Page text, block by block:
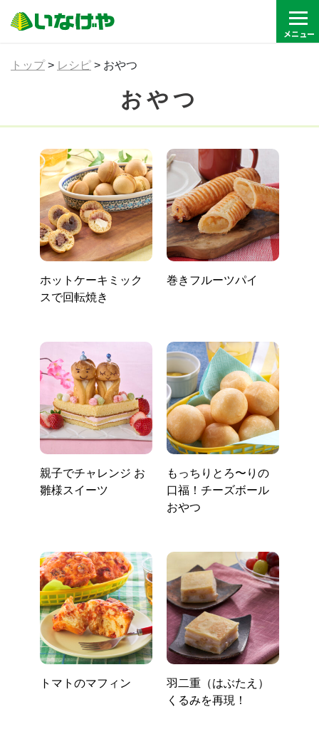
トップ > レシピ > おやつ
おやつ
ホットケーキミック
スで回転焼き
巻きフルーツパイ
親子でチャレンジ お
雛様スイーツ
もっちりとろ〜りの
口福！チーズボール
おやつ
トマトのマフィン
羽二重（はぶたえ）
くるみを再現！